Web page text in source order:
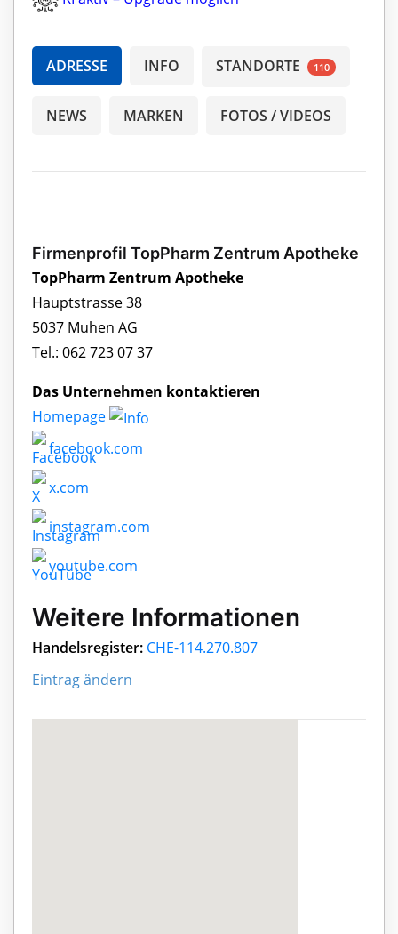
ADRESSE INFO STANDORTE 110
NEWS MARKEN FOTOS / VIDEOS
Firmenprofil TopPharm Zentrum Apotheke
TopPharm Zentrum Apotheke
Hauptstrasse 38
5037 Muhen AG
Tel.: 062 723 07 37
Das Unternehmen kontaktieren
Homepage
facebook.com
x.com
instagram.com
youtube.com
Weitere Informationen
Handelsregister: CHE-114.270.807
Eintrag ändern